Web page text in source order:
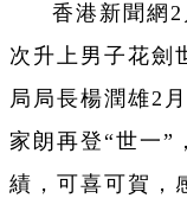
香港新聞網
次升上男子花劍
局局長楊潤雄2
家朗再登“世一”
績，可喜可賀，